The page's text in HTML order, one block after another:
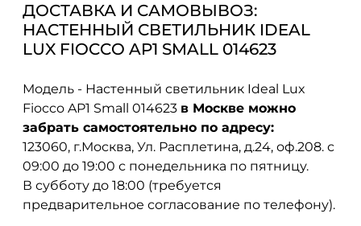
ДОСТАВКА И САМОВЫВОЗ:
НАСТЕННЫЙ СВЕТИЛЬНИК IDEAL
LUX FIOCCO AP1 SMALL 014623
Модель - Настенный светильник Ideal Lux
Fiocco AP1 Small 014623 в Москве можно
забрать самостоятельно по адресу:
123060, г.Москва, Ул. Расплетина, д.24, оф.208. с
09:00 до 19:00 с понедельника по пятницу.
В субботу до 18:00 (требуется
предварительное согласование по телефону).